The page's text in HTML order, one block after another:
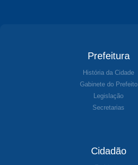
Prefeitura
História da Cidade
Gabinete do Prefeito
Legislação
Secretarias
Cidadão